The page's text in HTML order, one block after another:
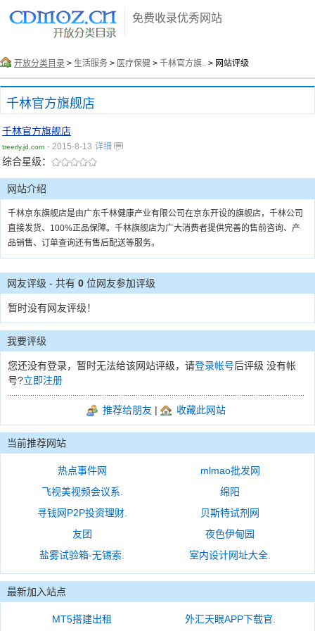
免费收录优秀网站
开放分类目录 > 生活服务 > 医疗保健 > 千林官方旗.. > 网站评级
千林官方旗舰店
千林官方旗舰店
treerly.jd.com - 2015-8-13 详细
综合星级：
网站介绍
千林京东旗舰店是由广东千林健康产业有限公司在京东开设的旗舰店，千林公司
直接发货、100%正品保障。千林旗舰店为广大消费者提供完善的售前咨询、产
品销售、订单查询还有售后配送等服务。
网友评级 - 共有 0 位网友参加评级
暂时没有网友评级！
我要评级
您还没有登录，暂时无法给该网站评级，请登录帐号后评级 没有帐
号?立即注册
推荐给朋友 | 收藏此网站
当前推荐网站
热点事件网
mlmao批发网
飞视美视频会议系.
绵阳
寻钱网P2P投资理财.
贝斯特试剂网
友团
夜色伊甸园
盐雾试验箱-无锡索.
室内设计网址大全.
最新加入站点
MT5搭建出租 外汇天眼APP下载官.